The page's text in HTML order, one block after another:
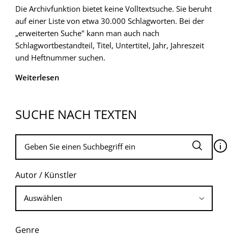
Die Archivfunktion bietet keine Volltextsuche. Sie beruht
auf einer Liste von etwa 30.000 Schlagworten. Bei der
„erweiterten Suche" kann man auch nach
Schlagwortbestandteil, Titel, Untertitel, Jahr, Jahreszeit
und Heftnummer suchen.
Weiterlesen
SUCHE NACH TEXTEN
🛈
Autor / Künstler
Genre